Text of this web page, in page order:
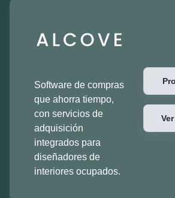
Software de compras
que ahorra tiempo,
con servicios de
adquisición
integrados para
diseñadores de
interiores ocupados.